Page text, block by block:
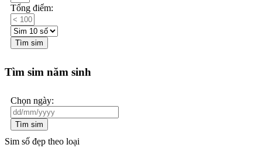
Tổng điểm:
Tìm sim
Tìm sim năm sinh
Chọn ngày:
Tìm sim
Sim số đẹp theo loại